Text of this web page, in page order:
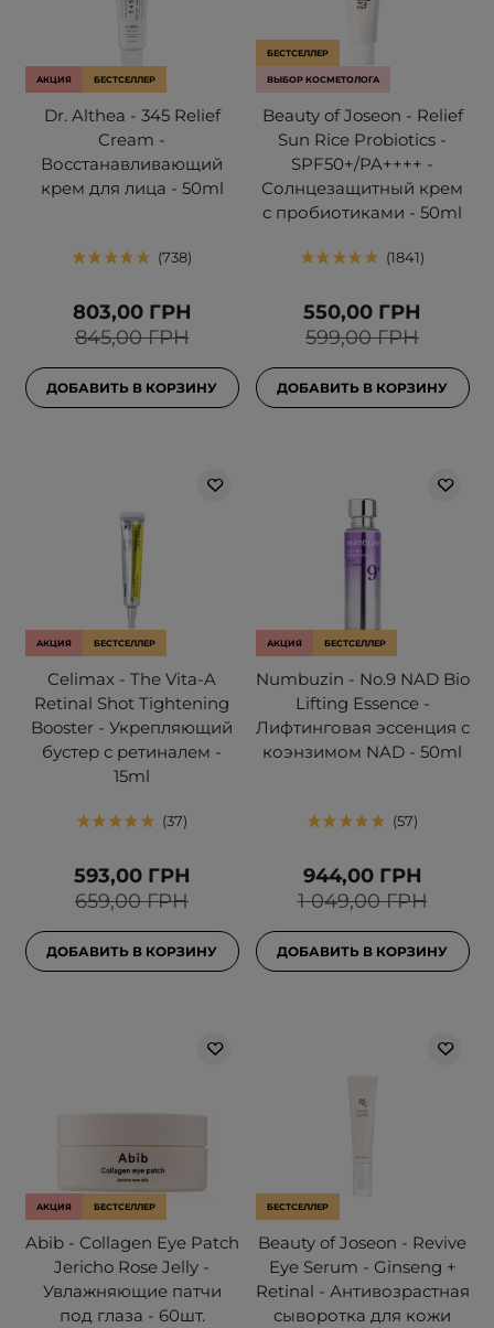
АКЦИЯ БЕСТСЕЛЛЕР
Dr. Althea - 345 Relief
Cream -
Восстанавливающий
крем для лица - 50ml
738
845,00 ГРН
803,00 ГРН
ДОБАВИТЬ В КОРЗИНУ
БЕСТСЕЛЛЕР
ВЫБОР КОСМЕТОЛОГА
Beauty of Joseon - Relief
Sun Rice Probiotics -
SPF50+/PA++++ -
Солнцезащитный крем
с пробиотиками - 50ml
1841
599,00 ГРН
550,00 ГРН
ДОБАВИТЬ В КОРЗИНУ
АКЦИЯ БЕСТСЕЛЛЕР
Celimax - The Vita-A
Retinal Shot Tightening
Booster - Укрепляющий
бустер с ретиналем -
15ml
37
659,00 ГРН
593,00 ГРН
ДОБАВИТЬ В КОРЗИНУ
АКЦИЯ БЕСТСЕЛЛЕР
Numbuzin - No.9 NAD Bio
Lifting Essence -
Лифтинговая эссенция с
коэнзимом NAD - 50ml
57
1 049,00 ГРН
944,00 ГРН
ДОБАВИТЬ В КОРЗИНУ
АКЦИЯ БЕСТСЕЛЛЕР
Abib - Collagen Eye Patch
Jericho Rose Jelly -
Увлажняющие патчи
под глаза - 60шт.
БЕСТСЕЛЛЕР
Beauty of Joseon - Revive
Eye Serum - Ginseng +
Retinal - Антивозрастная
сыворотка для кожи